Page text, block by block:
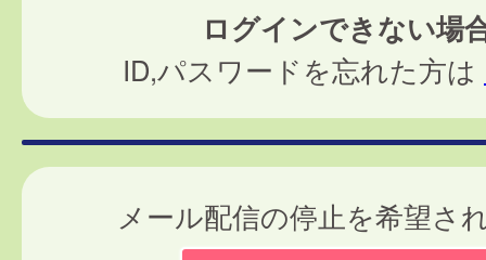
ログインできない場
ID,パスワードを忘れた方は
メール配信の停止を希望さ